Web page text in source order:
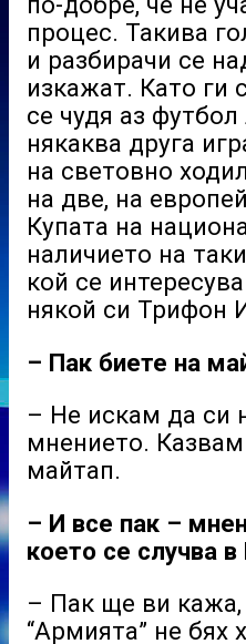
процес. Такива
и разбирачи се
изкажат. Като ги
се чудя аз
някаква друга
на световно
на две, на
Купата на
наличието на
кой се
някой си Трифон
– Пак биете на
– Не искам да си
мнението.
майтап.
– И все пак –
което се случва
– Пак ще ви
“Армията” не бях